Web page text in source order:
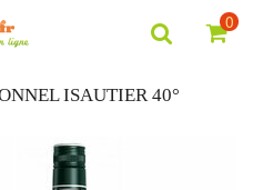
0
ISAUTIER 40°